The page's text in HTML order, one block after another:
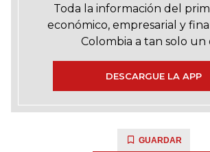
Toda la información del
económico, empresarial y
Colombia a tan solo un
DESCARGUE LA APP
GUARDAR